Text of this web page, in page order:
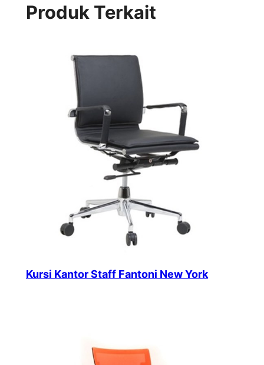
Produk Terkait
Kursi Kantor Staff Fantoni New York